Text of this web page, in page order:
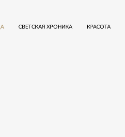
СВЕТСКАЯ ХРОНИКА КРАСОТА